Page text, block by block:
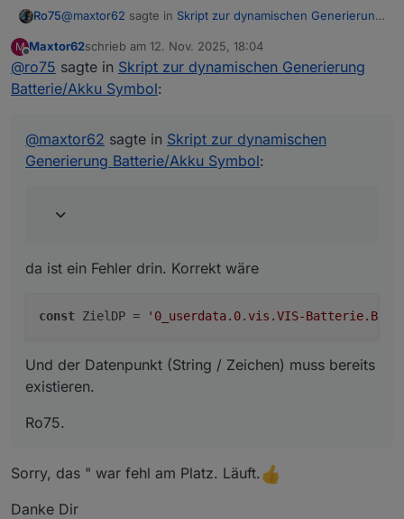
Ro75@maxtor62 sagte in Skript zur dynamischen Generierung
const ZielDP = '"0_userdata.0.vis.VIS-Batterie.Batt';
Ro75.
M
Offline
Maxtor62schrieb am 12. Nov. 2025, 18:04
zuletzt editiert von
@ro75 sagte in Skript zur dynamischen Generierung
Batterie/Akku Symbol:
@maxtor62 sagte in Skript zur dynamischen
Generierung Batterie/Akku Symbol:
da ist ein Fehler drin. Korrekt wäre
const ZielDP = '0_userdata.0.vis.VIS-
Und der Datenpunkt (String / Zeichen) muss bereits
existieren.
Ro75.
Sorry, das " war fehl am Platz. Läuft.
Danke Dir